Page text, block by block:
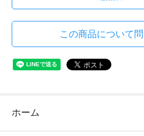
この商品について
ホーム